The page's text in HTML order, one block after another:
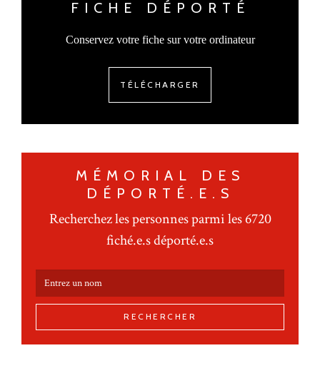
FICHE DÉPORTÉ
Conservez votre fiche sur votre ordinateur
TÉLÉCHARGER
MÉMORIAL DES
DÉPORTÉ.E.S
Recherchez les personnes parmi les 6720
fiché.e.s déporté.e.s
RECHERCHER